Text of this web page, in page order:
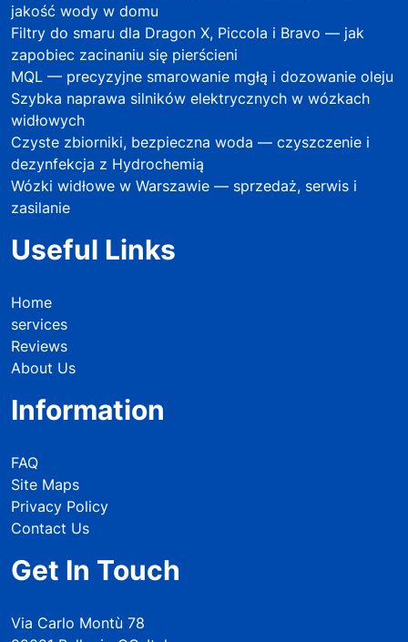
jakość wody w domu
Filtry do smaru dla Dragon X, Piccola i Bravo — jak
zapobiec zacinaniu się pierścieni
MQL — precyzyjne smarowanie mgłą i dozowanie oleju
Szybka naprawa silników elektrycznych w wózkach
widłowych
Czyste zbiorniki, bezpieczna woda — czyszczenie i
dezynfekcja z Hydrochemią
Wózki widłowe w Warszawie — sprzedaż, serwis i
zasilanie
Useful Links
Home
services
Reviews
About Us
Information
FAQ
Site Maps
Privacy Policy
Contact Us
Get In Touch
Via Carlo Montù 78